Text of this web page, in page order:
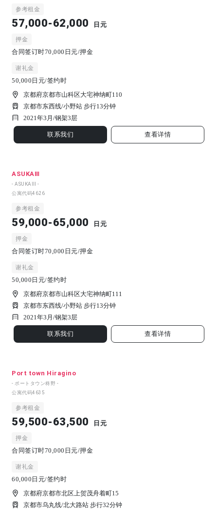
参考租金
57,000-62,000 日元
押金
合同签订时70,000日元/押金
谢礼金
50,000日元/签约时
京都府京都市山科区大宅神纳町110
京都市东西线/小野站 步行13分钟
2021年3月/钢架3 层
联系我们 查看详情
ASUKAⅢ
- ASUKAⅢ -
公寓代码4626
参考租金
59,000-65,000 日元
押金
合同签订时70,000日元/押金
谢礼金
50,000日元/签约时
京都府京都市山科区大宅神纳町111
京都市东西线/小野站 步行13分钟
2021年3月/钢架3 层
联系我们 查看详情
Port town Hiragino
- ポートタウン柊野 -
公寓代码4635
参考租金
59,500-63,500 日元
押金
合同签订时70,000日元/押金
谢礼金
60,000日元/签约时
京都府京都市北区上贺茂舟着町15
京都市乌丸线/北大路站 步行32分钟